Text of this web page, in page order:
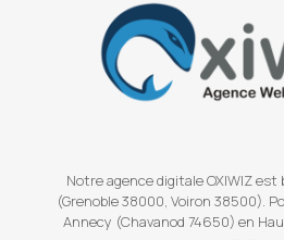
Notre agence digitale OXIWIZ est
(Grenoble 38000, Voiron 38500).
Annecy (Chavanod 74650) en